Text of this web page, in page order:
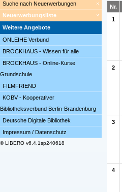
Suche nach Neuerwerbungen
Neuerwerbungsliste
Weitere Angebote
ONLEIHE Verbund
BROCKHAUS - Wissen für alle
BROCKHAUS - Online-Kurse
Grundschule
FILMFRIEND
KOBV - Kooperativer
Bibliotheksverbund Berlin-Brandenburg
Deutsche Digitale Bibliothek
Impressum / Datenschutz
© LIBERO v6.4.1sp240618
Nr.
1
2
3
4